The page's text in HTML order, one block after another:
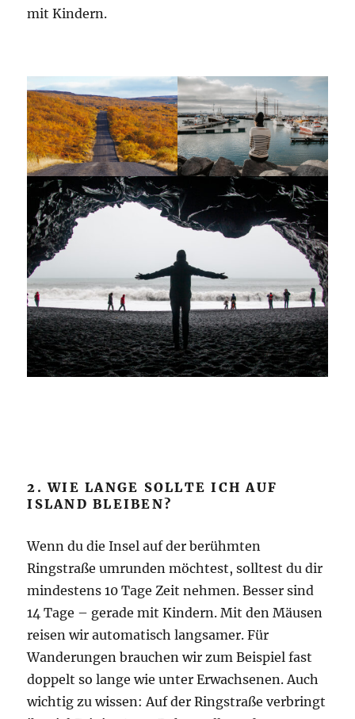
mit Kindern.
2. WIE LANGE SOLLTE ICH AUF
ISLAND BLEIBEN?
Wenn du die Insel auf der berühmten
Ringstraße umrunden möchtest, solltest du dir
mindestens 10 Tage Zeit nehmen. Besser sind
14 Tage – gerade mit Kindern. Mit den Mäusen
reisen wir automatisch langsamer. Für
Wanderungen brauchen wir zum Beispiel fast
doppelt so lange wie unter Erwachsenen. Auch
wichtig zu wissen: Auf der Ringstraße verbringt